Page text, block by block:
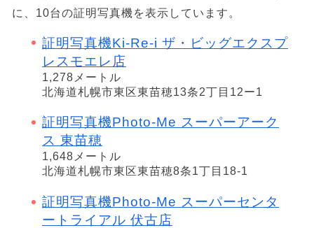
に、10台の証明写真機を表示しています。
証明写真機Ki-Re-i ザ・ビッグエクスプ
レスモエレ店
1,278メートル
北海道札幌市東区東苗穂13条2丁目12ー1
証明写真機Photo-Me スーパーアーク
ス 東苗穂
1,648メートル
北海道札幌市東区東苗穂8条1丁目18-1
証明写真機Photo-Me スーパーセンタ
ートライアル 伏古店